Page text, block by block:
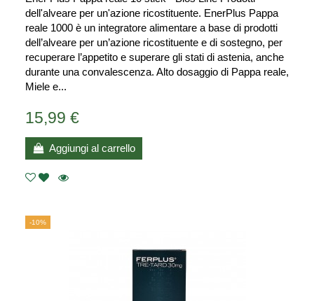
dell'alveare per un'azione ricostituente. EnerPlus Pappa
reale 1000 è un integratore alimentare a base di prodotti
dell’alveare per un’azione ricostituente e di sostegno, per
recuperare l’appetito e superare gli stati di astenia, anche
durante una convalescenza. Alto dosaggio di Pappa reale,
Miele e...
15,99 €
Aggiungi al carrello
-10%